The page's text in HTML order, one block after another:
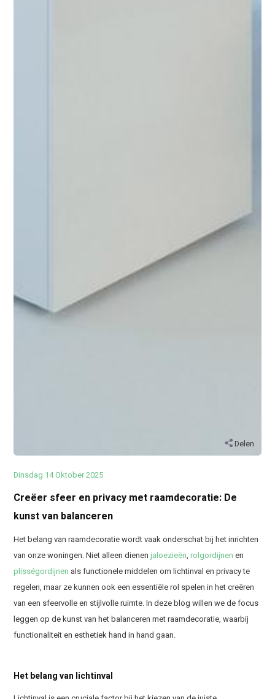
Delen
Dinsdag 14 Oktober 2025
Creëer sfeer en privacy met raamdecoratie: De
kunst van balanceren
Het belang van raamdecoratie wordt vaak onderschat bij het inrichten
van onze woningen. Niet alleen dienenjaloezieën,rolgordijnen en
plisségordijnen als functionele middelen om lichtinval en privacy te
regelen, maar ze kunnen ook een essentiële rol spelen in het creëren
van een sfeervolle en stijlvolle ruimte. In deze blog willen we de focus
leggen op de kunst van het balanceren met raamdecoratie, waarbij
functionaliteit en esthetiek hand in hand gaan.
Het belang van lichtinval